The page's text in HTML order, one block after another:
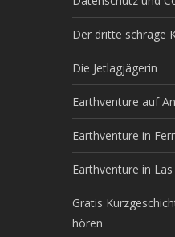
Der dritte schräge
Die Jetlagjägerin
Earthventure auf
Earthventure in
Earthventure in Las
Gratis
hören